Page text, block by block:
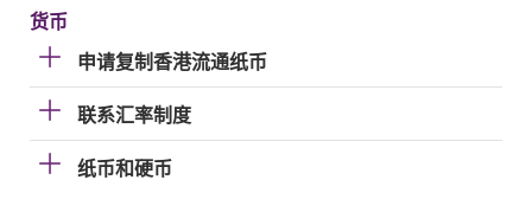
货币
申请复制香港流通纸币
联系汇率制度
纸币和硬币